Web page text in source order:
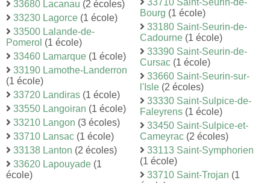
33680 Lacanau (2 écoles)
33230 Lagorce (1 école)
33500 Lalande-de-
Pomerol (1 école)
33460 Lamarque (1 école)
33190 Lamothe-Landerron
(1 école)
33720 Landiras (1 école)
33550 Langoiran (1 école)
33210 Langon (3 écoles)
33710 Lansac (1 école)
33138 Lanton (2 écoles)
33620 Lapouyade (1
école)
Bourg (1 école)
33180 Saint-Seurin-de-
Cadourne (1 école)
33390 Saint-Seurin-de-
Cursac (1 école)
33660 Saint-Seurin-sur-
l'Isle (2 écoles)
33330 Saint-Sulpice-de-
Faleyrens (1 école)
33450 Saint-Sulpice-et-
Cameyrac (2 écoles)
33113 Saint-Symphorien
(1 école)
33710 Saint-Trojan (1